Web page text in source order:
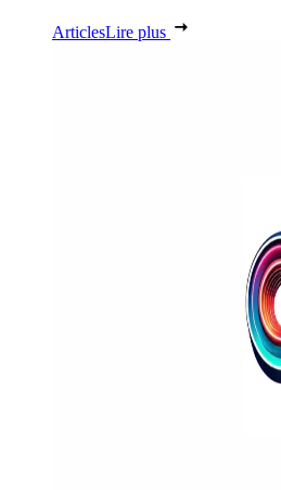
ArticlesLire plus